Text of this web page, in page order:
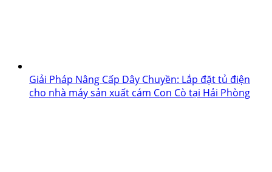
Giải Pháp Nâng Cấp Dây Chuyền: Lắp đặt tủ điện
cho nhà máy sản xuất cám Con Cò tại Hải Phòng